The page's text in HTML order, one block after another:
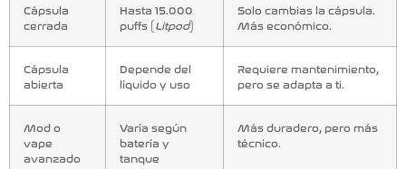
Cápsula
cerrada
Hasta 15.000
puffs (Litpod)
Solo cambias la cápsula.
Más económico.
Cápsula
abierta
Depende del
líquido y uso
Requiere mantenimiento,
pero se adapta a ti.
Mod o
vape
avanzado
Varía según
batería y
tanque
Más duradero, pero más
técnico.